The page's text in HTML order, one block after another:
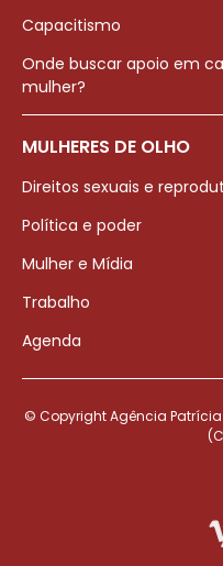
Capacitismo
Onde buscar apoio em
mulher?
MULHERES DE OLHO
Direitos sexuais e
Política e poder
Mulher e Mídia
Trabalho
Agenda
© Copyright Agência